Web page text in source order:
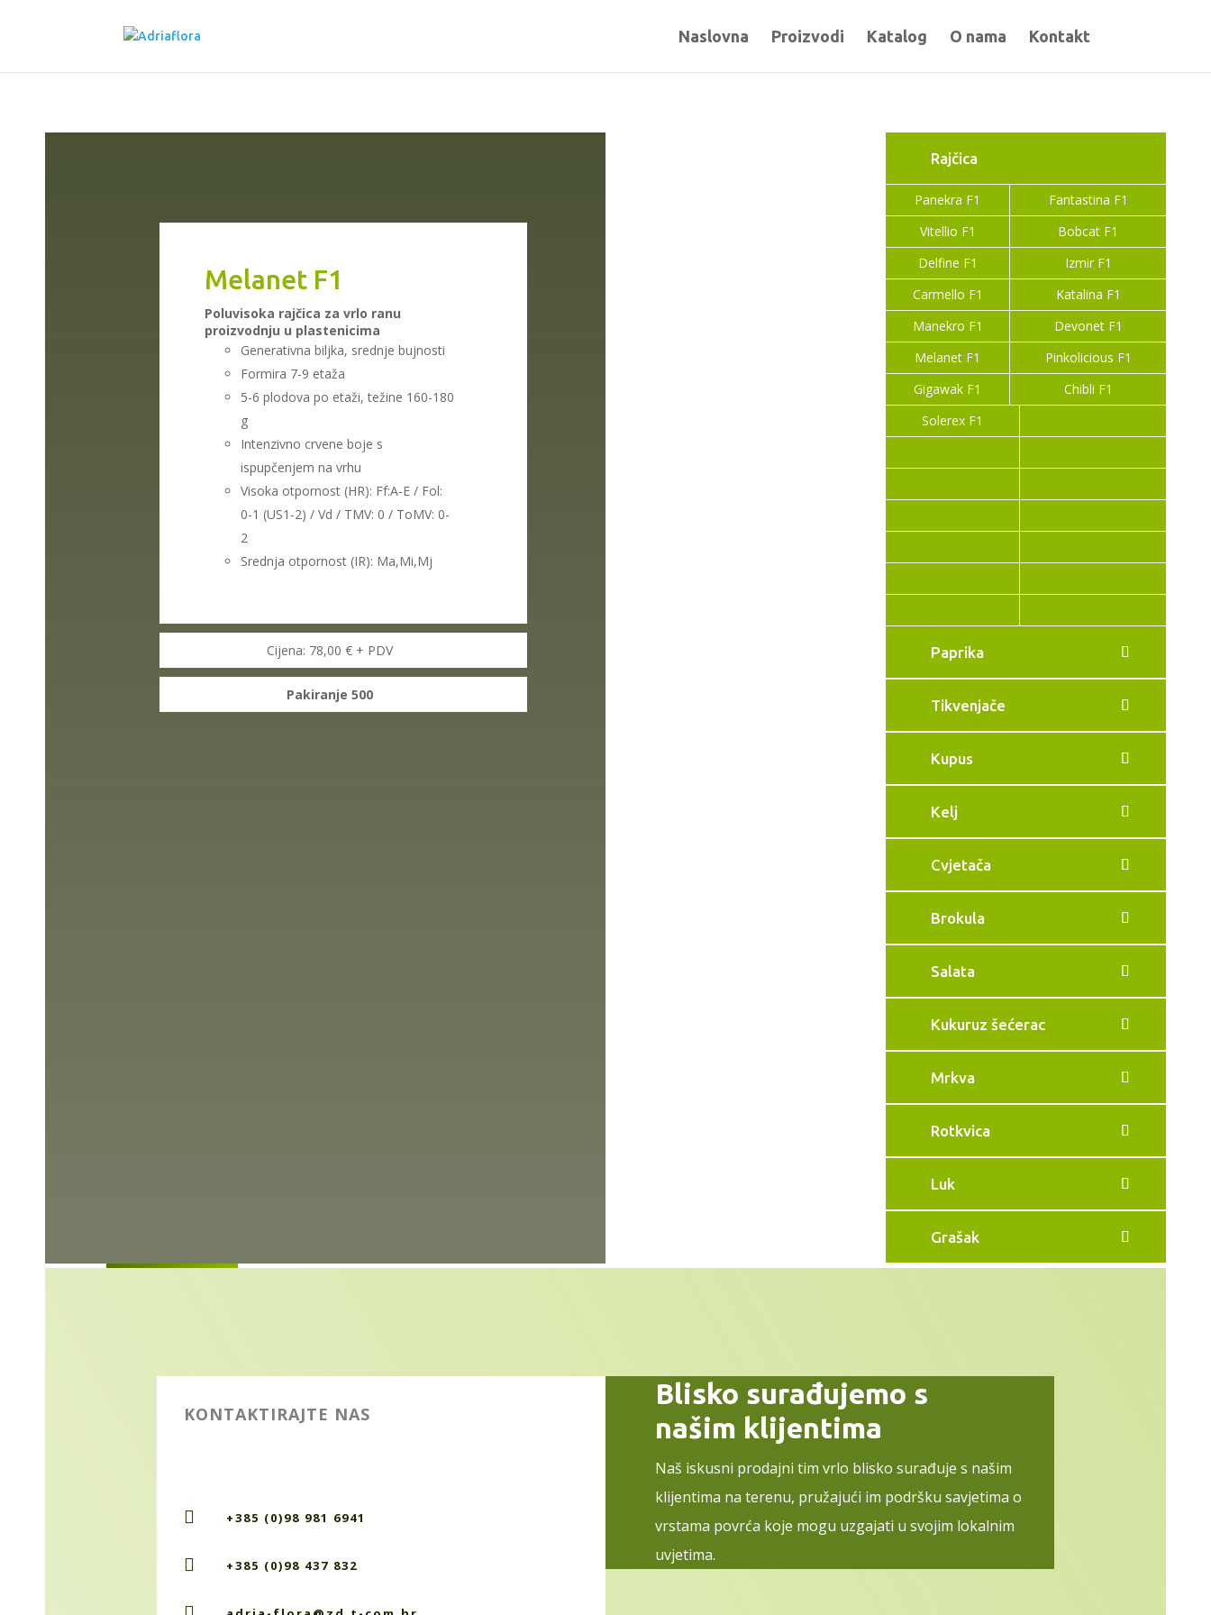
Naslovna Proizvodi Katalog O nama Kontakt
Melanet F1
Poluvisoka rajčica za vrlo ranu
proizvodnju u plastenicima
Generativna biljka, srednje bujnosti
Formira 7-9 etaža
5-6 plodova po etaži, težine 160-180
g
Intenzivno crvene boje s
ispupčenjem na vrhu
Visoka otpornost (HR): Ff:A-E / Fol:
0-1 (US1-2) / Vd / TMV: 0 / ToMV: 0-
2
Srednja otpornost (IR): Ma,Mi,Mj
Cijena: 78,00 € + PDV
Pakiranje 500
Rajčica
Panekra F1
Fantastina F1
Vitellio F1
Bobcat F1
Delfine F1
Izmir F1
Carmello F1
Katalina F1
Manekro F1
Devonet F1
Melanet F1
Pinkolicious F1
Gigawak F1
Chibli F1
Solerex F1
Paprika
Tikvenjače
Kupus
Kelj
Cvjetača
Brokula
Salata
Kukuruz šećerac
Mrkva
Rotkvica
Luk
Grašak
KONTAKTIRAJTE NAS
 +385 (0)98 981 6941
 +385 (0)98 437 832
Blisko surađujemo s
našim klijentima
Naš iskusni prodajni tim vrlo blisko surađuje s našim
klijentima na terenu, pružajući im podršku savjetima o
vrstama povrća koje mogu uzgajati u svojim lokalnim
uvjetima.